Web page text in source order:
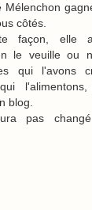
Mélenchon
côtés.
façon, elle a
le veuille ou
qui l'avons
blog.
pas